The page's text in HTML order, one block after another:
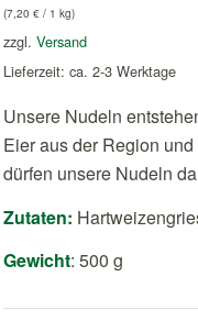
(7,20€ / 1 kg)
zzgl.Versand
Lieferzeit: ca. 2-3 Werktage
Unsere Nudeln
Eier aus der Region
dürfen unsere Nudeln
Zutaten:
Gewicht: 500 g